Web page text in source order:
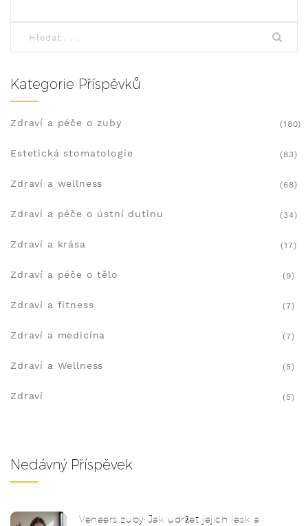
Kategorie Příspěvků
Zdraví a péče o zuby (180)
Estetická stomatologie (83)
Zdraví a wellness (68)
Zdraví a péče o ústní dutinu (34)
Zdraví a krása (17)
Zdraví a péče o tělo (9)
Zdraví a fitness (7)
Zdraví a medicína (7)
Zdraví a Wellness (5)
Zdraví (5)
Nedávný Příspěvek
Veneers zuby: Jak udržet jejich lesk a